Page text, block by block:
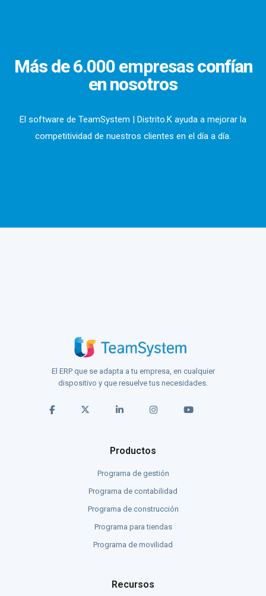
Más de6.000 empresasconfían
en nosotros
El software de TeamSystem | Distrito.K ayuda a mejorar la
competitividad de nuestros clientes en el día a día.
El ERP que se adapta a tu empresa, en cualquier
dispositivo y que resuelve tus necesidades.
Productos
Programa de gestión
Programa de contabilidad
Programa de construcción
Programa para tiendas
Programa de movilidad
Recursos